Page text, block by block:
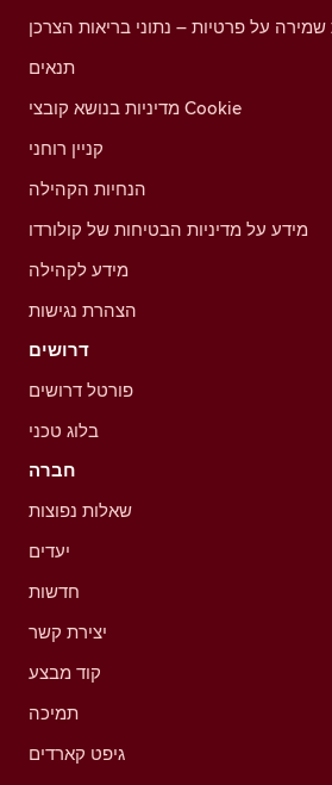
שמירה על פרטיות – נתוני בריאות הצרכן
תנאים
מדיניות בנושא קובצי Cookie
קניין רוחני
הנחיות הקהילה
מידע על מדיניות הבטיחות של קולורדו
מידע לקהילה
הצהרת נגישות
דרושים
פורטל דרושים
בלוג טכני
חברה
שאלות נפוצות
יעדים
חדשות
יצירת קשר
קוד מבצע
תמיכה
גיפט קארדים